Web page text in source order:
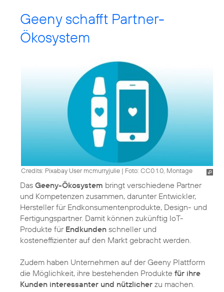
Geeny schafft Partner-
Ökosystem
Credits: Pixabay User mcmurryjulie | Foto: CC0 1.0, Montage
Das Geeny-Ökosystem bringt verschiedene Partner
und Kompetenzen zusammen, darunter Entwickler,
Hersteller für Endkonsumentenprodukte, Design- und
Fertigungspartner. Damit können zukünftig IoT-
Produkte für Endkunden schneller und
kosteneffizienter auf den Markt gebracht werden.
Zudem haben Unternehmen auf der Geeny Plattform
die Möglichkeit, ihre bestehenden Produkte für ihre
Kunden interessanter und nützlicher zu machen.